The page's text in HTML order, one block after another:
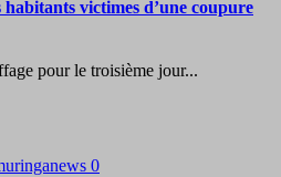
victimes d’une coupure
pour le troisième jour...
0